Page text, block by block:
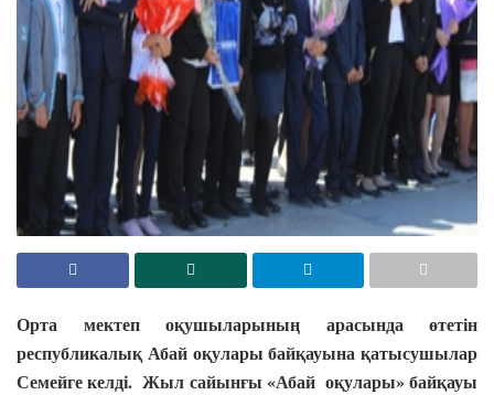
Орта мектеп оқушыларының арасында өтетін
республикалық Абай оқулары байқауына қатысушылар
Семейге келді. Жыл сайынғы «Абай оқулары» байқауы